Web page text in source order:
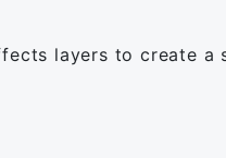
layers to create a